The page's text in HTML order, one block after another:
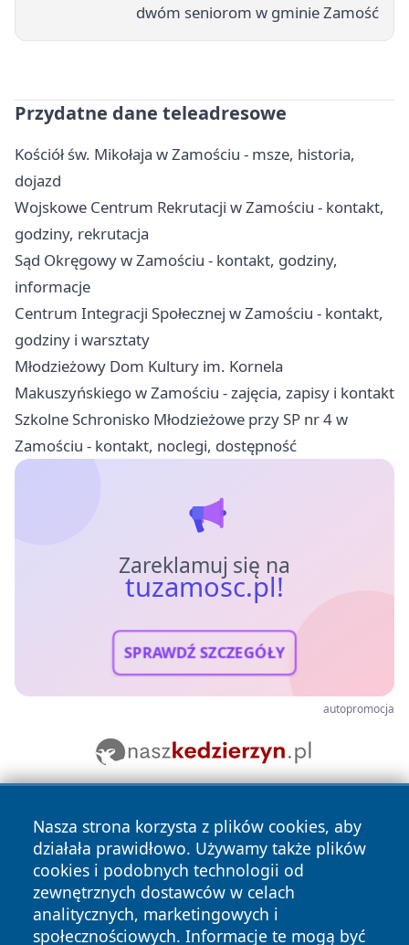
dwóm seniorom w gminie Zamość
Przydatne dane teleadresowe
Kościół św. Mikołaja w Zamościu - msze, historia,
dojazd
Wojskowe Centrum Rekrutacji w Zamościu - kontakt,
godziny, rekrutacja
Sąd Okręgowy w Zamościu - kontakt, godziny,
informacje
Centrum Integracji Społecznej w Zamościu - kontakt,
godziny i warsztaty
Młodzieżowy Dom Kultury im. Kornela
Makuszyńskiego w Zamościu - zajęcia, zapisy i kontakt
Szkolne Schronisko Młodzieżowe przy SP nr 4 w
Zamościu - kontakt, noclegi, dostępność
Zareklamuj się na
tuzamosc.pl!
SPRAWDŹ SZCZEGÓŁY
autopromocja
Nasza strona korzysta z plików cookies, aby
działała prawidłowo. Używamy także plików
cookies i podobnych technologii od
zewnętrznych dostawców w celach
analitycznych, marketingowych i
społecznościowych. Informacje te mogą być
Copyright © 2026 tuzamosc.pl Wszystkie prawa zastrzeżone.